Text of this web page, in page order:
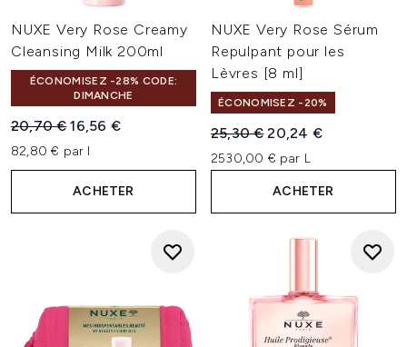
NUXE Very Rose Creamy
Cleansing Milk 200ml
ÉCONOMISEZ -28% CODE:
DIMANCHE
Prix de vente :
20,70 €Prix ​​actuel :
16,56 €
82,80 € par l
ACHETER
NUXE Very Rose Sérum
Repulpant pour les
Lèvres [8 ml]
ÉCONOMISEZ -20%
Prix de vente :
25,30 €Prix ​​actuel :
20,24 €
2530,00 € par L
ACHETER